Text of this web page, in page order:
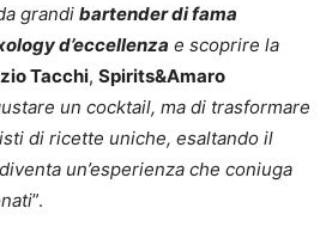
grandi bartender di fama
d’eccellenza e scoprire la
Tacchi, Spirits&Amaro
un cocktail, ma di trasformare
di ricette uniche, esaltando il
un’esperienza che coniuga
”.